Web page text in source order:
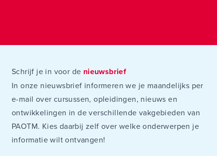
Schrijf je in voor de nieuwsbrief
In onze nieuwsbrief informeren we je maandelijks per
e-mail over cursussen, opleidingen, nieuws en
ontwikkelingen in de verschillende vakgebieden van
PAOTM. Kies daarbij zelf over welke onderwerpen je
informatie wilt ontvangen!